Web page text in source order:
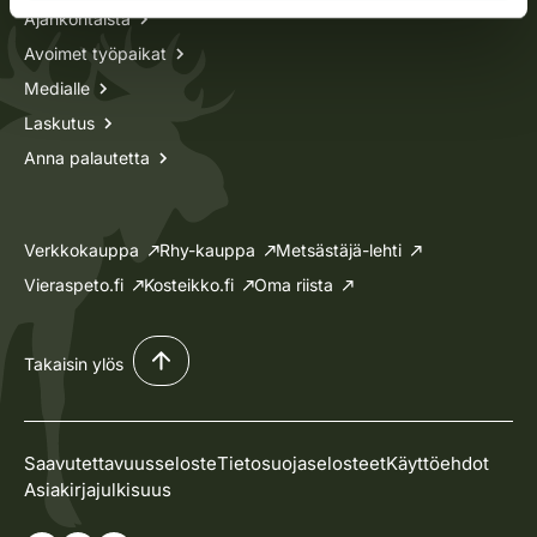
Ajankohtaista
Avoimet työpaikat
Medialle
Laskutus
Anna palautetta
Verkkokauppa Rhy-kauppa
Metsästäjä-lehti
Vieraspeto.fi
Kosteikko.fi Oma riista
Takaisin ylös
SaavutettavuusselosteTietosuojaselosteetKäyttöehdot
Asiakirjajulkisuus